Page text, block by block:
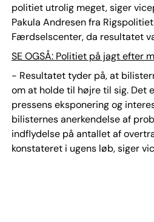
politiet utrolig meget, siger
Pakula Andresen fra
Færdselscenter, da resultatet
SE OGSÅ: Politiet på jagt efter
- Resultatet tyder på, at
om at holde til højre til sig. Det
pressens eksponering og
bilisternes anerkendelse af
indflydelse på antallet af
konstateret i ugens løb, siger